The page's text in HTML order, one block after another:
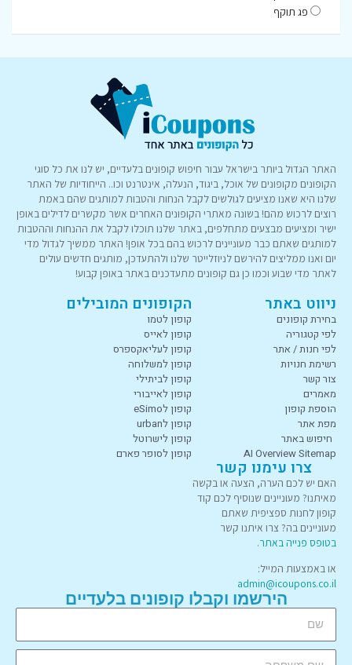
פג תוקף
האתר הגדול ביותר בישראל עבור חיפוש קופונים בלעדיים, יש לנו את כל סוגי
הקופונים מקופונים של אוכל, ביגוד, הנעלה, אינטרנט וכו.. הייחודיות של האתר
שלנו היא שאנו מציעים לגולשים לקבל הנחות והטבות למותגים שהם באמת
רוצים לרכוש מהם! בשונה מאתרי הקופונים האחרים אשר מקשרים לדילים באופן
ישיר ומציעים מבצעים מתחלפים, באתר שלנו תוכלו לקבל את ההנחות וההטבות
למותגים שאתם כבר מעוניינים לרכוש בהם בכל אופן! האתר ממשיך לגדול מדי
יום ואנו ממליצים להירשם לניוזלייטר שלנו ולהתעדכן, מותגים חדשים עולים
לאתר מדי שבוע וכמו כן גם קופונים מתעדכנים באתר באופן קבוע!
ניווט באתר
בחירת קופונים
לפי קטגוריה
לפי חנות / אתר
רשימת חנויות
צור קשר
מאמרים
הוספת קופון
מפת אתר
חיפוש באתר
AI Overview Sitemap
הקופונים המובילים
קופון לטמו
קופון לאייס
קופון לעליאקספרס
קופון למשלוחה
קופון לביתילי
קופון לאייבורי
קופון לeSimo
קופון לurban
קופון לישרוטל
קופון לסופר פארם
צרו עימנו קשר
האם יש לכם הערה, הצעה או בקשה
מאיתנו? מעוניינים שנוסיף לכם קוד
קופון לחנות ספציפית שאתם
מעוניינים בה? צרו איתנו קשר
בטופס פנייה באתר.
או באמצעות המייל:
admin@icoupons.co.il
הירשמו וקבלו קופונים בלעדיים